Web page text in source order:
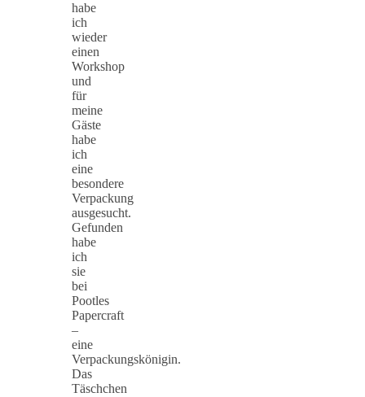
habe
ich
wieder
einen
Workshop
und
für
meine
Gäste
habe
ich
eine
besondere
Verpackung
ausgesucht.
Gefunden
habe
ich
sie
bei
Pootles
Papercraft
–
eine
Verpackungskönigin.
Das
Täschchen